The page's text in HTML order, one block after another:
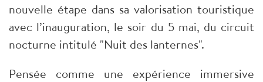
nouvelle étape dans sa valorisation touristique
avec l’inauguration, le soir du 5 mai, du circuit
nocturne intitulé "Nuit des lanternes".
Pensée comme une expérience immersive